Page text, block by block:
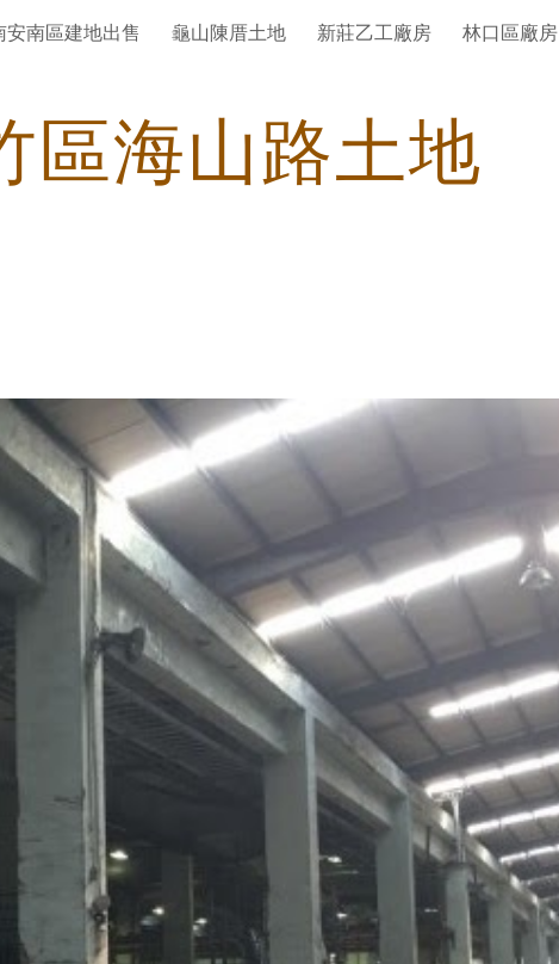
Skip to navigation
安南區建地出售 龜山陳厝土地 新莊乙工廠房 林口區廠房
區海山路土地